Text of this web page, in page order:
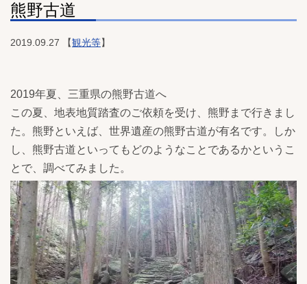
熊野古道
2019.09.27 【観光等】
2019年夏、三重県の熊野古道へ
この夏、地表地質踏査のご依頼を受け、熊野まで行きまし
た。熊野といえば、世界遺産の熊野古道が有名です。しか
し、熊野古道といってもどのようなことであるかというこ
とで、調べてみました。